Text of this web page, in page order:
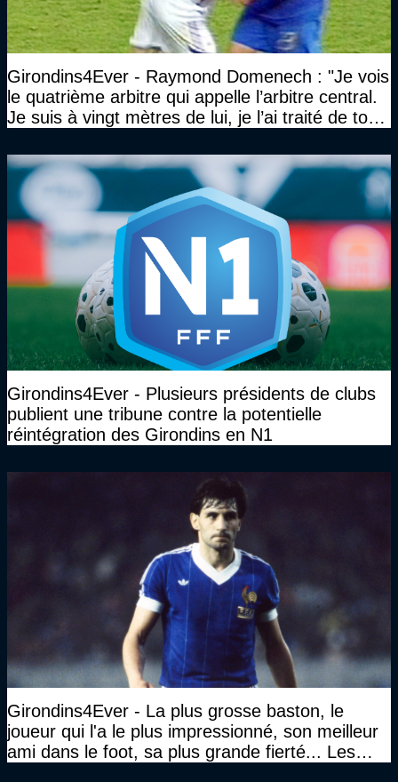
Girondins4Ever - Raymond Domenech : "Je vois
le quatrième arbitre qui appelle l’arbitre central.
Je suis à vingt mètres de lui, je l’ai traité de tous
Girondins4Ever - Plusieurs présidents de clubs
publient une tribune contre la potentielle
réintégration des Girondins en N1
Girondins4Ever - La plus grosse baston, le
joueur qui l'a le plus impressionné, son meilleur
ami dans le foot, sa plus grande fierté... Les